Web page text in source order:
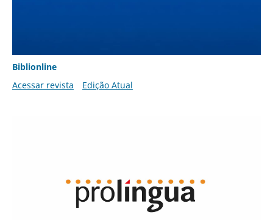
Biblionline
Acessar revista
Edição Atual